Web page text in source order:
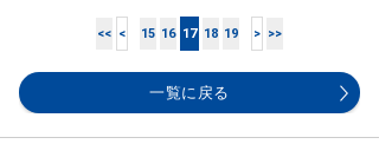
<< < 15 16 17 18 19 > >>
一覧に戻る